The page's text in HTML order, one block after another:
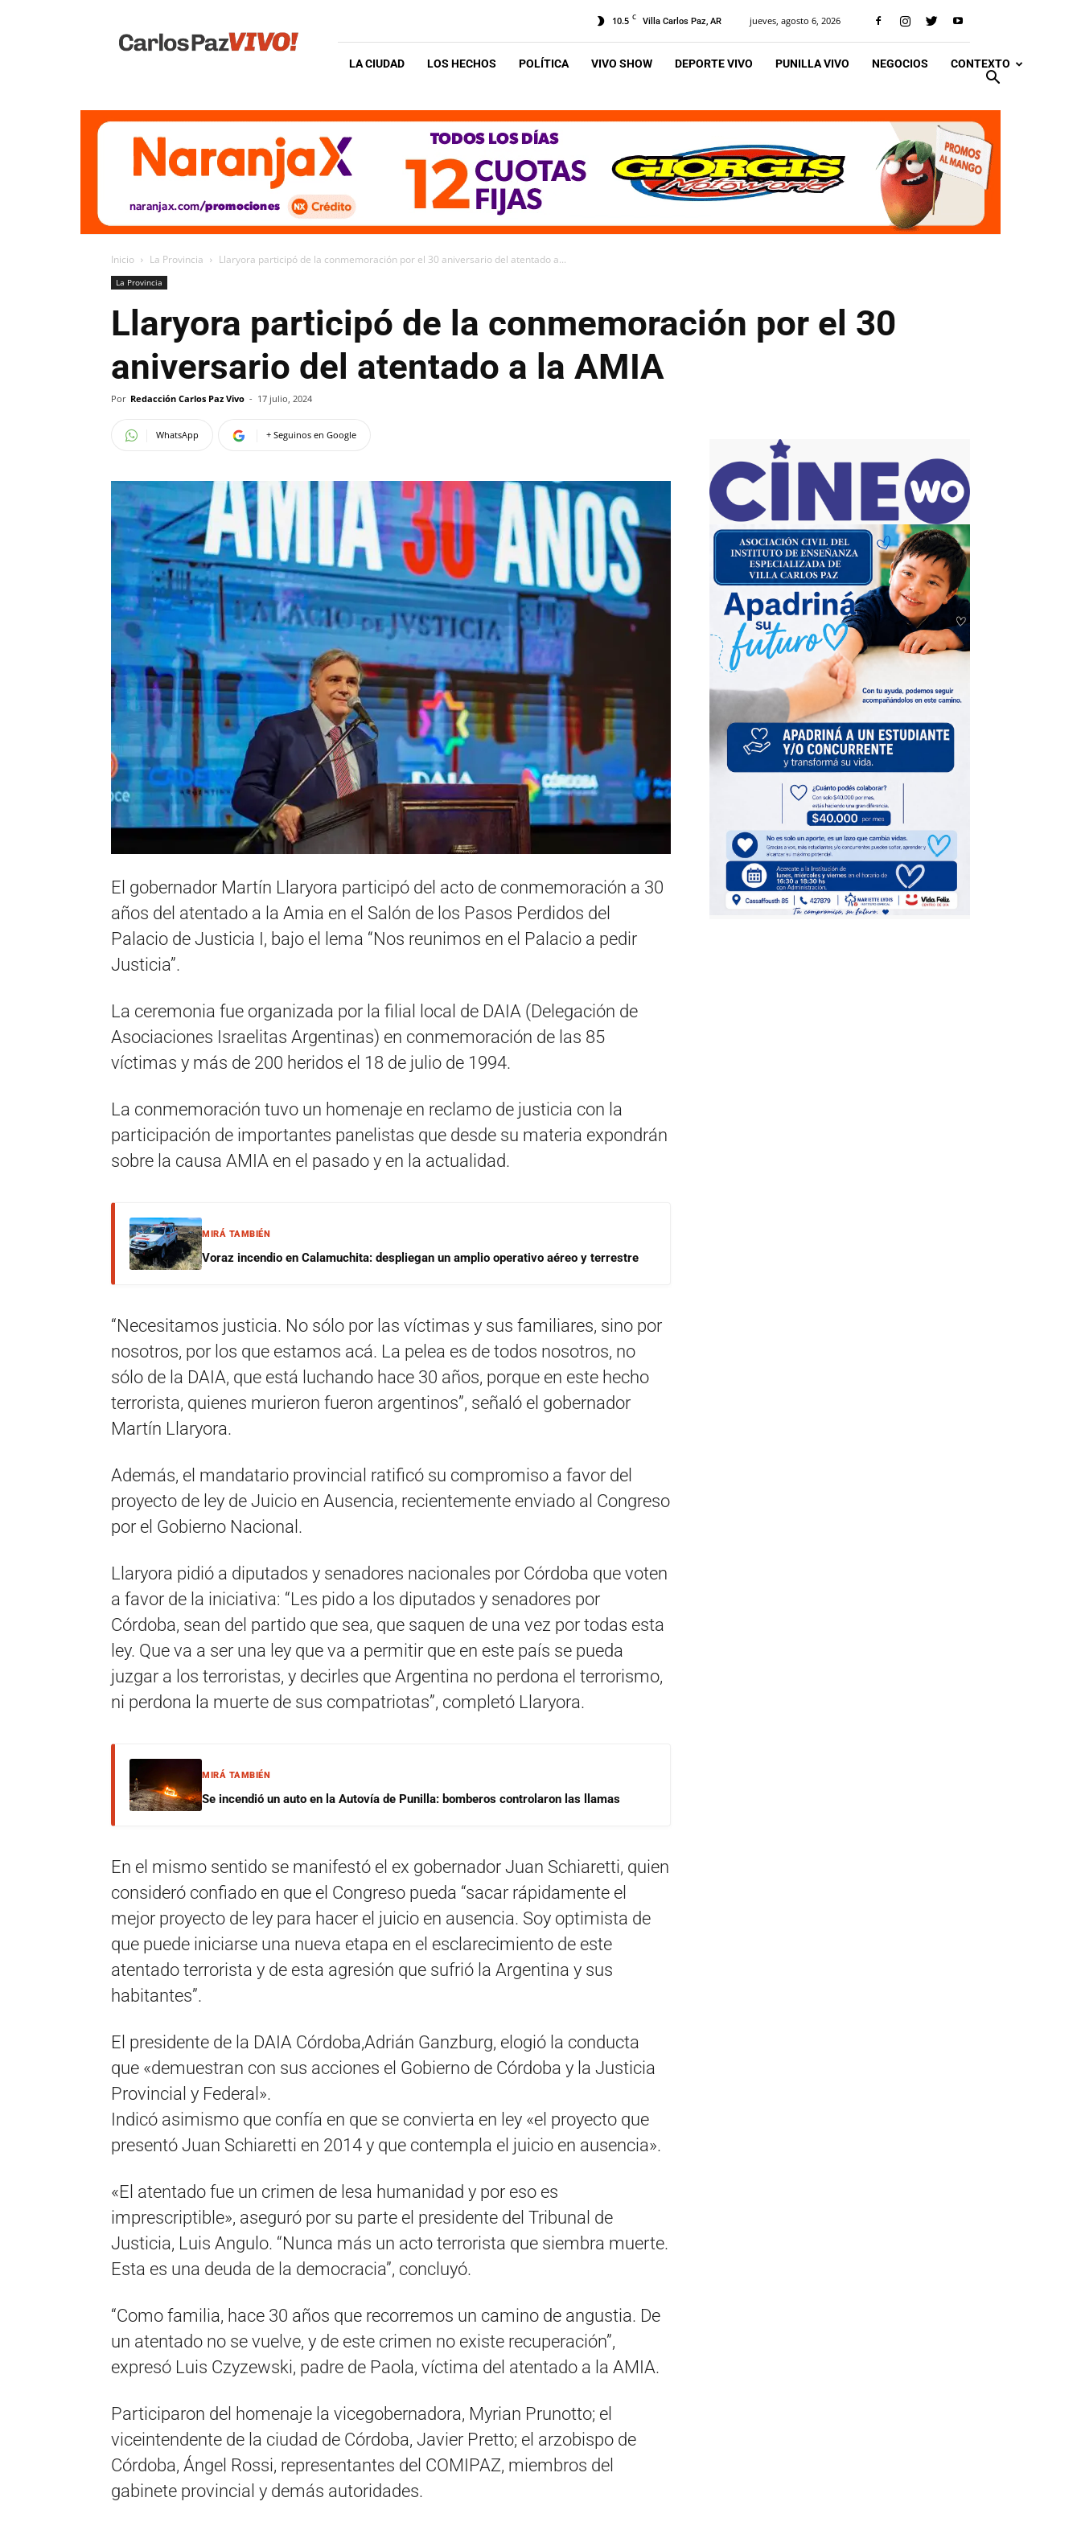
Vivo
10.5 C Villa Carlos Paz, AR jueves, agosto 6, 2026
LA CIUDAD LOS HECHOS POLÍTICA VIVO SHOW DEPORTE VIVO PUNILLA VIVO NEGOCIOS CONTEXTO
Inicio La Provincia Llaryora participó de la conmemoración por el 30 aniversario del atentado a...
La Provincia
Llaryora participó de la conmemoración por el 30
aniversario del atentado a la AMIA
Por Redacción Carlos Paz Vivo - 17 julio, 2024
WhatsApp + Seguinos en Google
El gobernador Martín Llaryora participó del acto de conmemoración a 30
años del atentado a la Amia en el Salón de los Pasos Perdidos del
Palacio de Justicia I, bajo el lema “Nos reunimos en el Palacio a pedir
Justicia”.
La ceremonia fue organizada por la filial local de DAIA (Delegación de
Asociaciones Israelitas Argentinas) en conmemoración de las 85
víctimas y más de 200 heridos el 18 de julio de 1994.
La conmemoración tuvo un homenaje en reclamo de justicia con la
participación de importantes panelistas que desde su materia expondrán
sobre la causa AMIA en el pasado y en la actualidad.
MIRÁ TAMBIÉN
Voraz incendio en Calamuchita: despliegan un amplio operativo aéreo y terrestre
“Necesitamos justicia. No sólo por las víctimas y sus familiares, sino por
nosotros, por los que estamos acá. La pelea es de todos nosotros, no
sólo de la DAIA, que está luchando hace 30 años, porque en este hecho
terrorista, quienes murieron fueron argentinos”, señaló el gobernador
Martín Llaryora.
Además, el mandatario provincial ratificó su compromiso a favor del
proyecto de ley de Juicio en Ausencia, recientemente enviado al Congreso
por el Gobierno Nacional.
Llaryora pidió a diputados y senadores nacionales por Córdoba que voten
a favor de la iniciativa: “Les pido a los diputados y senadores por
Córdoba, sean del partido que sea, que saquen de una vez por todas esta
ley. Que va a ser una ley que va a permitir que en este país se pueda
juzgar a los terroristas, y decirles que Argentina no perdona el terrorismo,
ni perdona la muerte de sus compatriotas”, completó Llaryora.
MIRÁ TAMBIÉN
Se incendió un auto en la Autovía de Punilla: bomberos controlaron las llamas
En el mismo sentido se manifestó el ex gobernador Juan Schiaretti, quien
consideró confiado en que el Congreso pueda “sacar rápidamente el
mejor proyecto de ley para hacer el juicio en ausencia. Soy optimista de
que puede iniciarse una nueva etapa en el esclarecimiento de este
atentado terrorista y de esta agresión que sufrió la Argentina y sus
habitantes”.
El presidente de la DAIA Córdoba,Adrián Ganzburg, elogió la conducta
que «demuestran con sus acciones el Gobierno de Córdoba y la Justicia
Provincial y Federal».
Indicó asimismo que confía en que se convierta en ley «el proyecto que
presentó Juan Schiaretti en 2014 y que contempla el juicio en ausencia».
«El atentado fue un crimen de lesa humanidad y por eso es
imprescriptible», aseguró por su parte el presidente del Tribunal de
Justicia, Luis Angulo. “Nunca más un acto terrorista que siembra muerte.
Esta es una deuda de la democracia”, concluyó.
“Como familia, hace 30 años que recorremos un camino de angustia. De
un atentado no se vuelve, y de este crimen no existe recuperación”,
expresó Luis Czyzewski, padre de Paola, víctima del atentado a la AMIA.
Participaron del homenaje la vicegobernadora, Myrian Prunotto; el
viceintendente de la ciudad de Córdoba, Javier Pretto; el arzobispo de
Córdoba, Ángel Rossi, representantes del COMIPAZ, miembros del
gabinete provincial y demás autoridades.